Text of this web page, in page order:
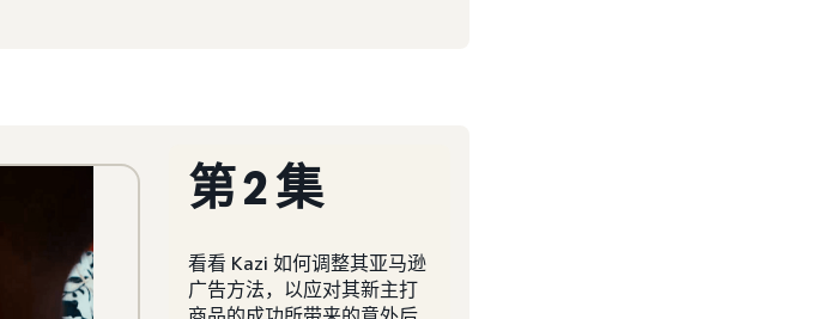
第 2 集
看看 Kazi 如何调整其亚马逊
广告方法，以应对其新主打